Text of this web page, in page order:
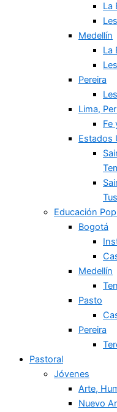
La
Medellín
La
Pereira
Lima,
Fe
Estados
Educación
Bogotá
Medellín
Pasto
Pereira
Pastoral
Jóvenes
Arte,
Nuevo